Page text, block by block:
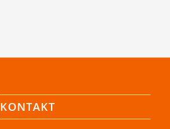
KONTAKT